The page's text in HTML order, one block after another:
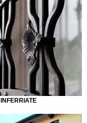
INFERRIATE